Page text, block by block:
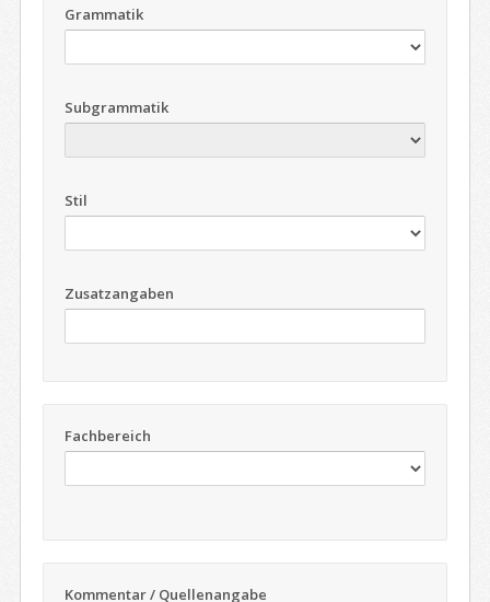
Grammatik
Subgrammatik
Stil
Zusatzangaben
Fachbereich
Kommentar / Quellenangabe